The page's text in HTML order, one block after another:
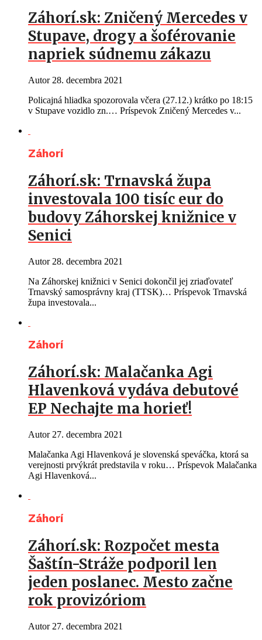
Záhorí.sk: Zničený Mercedes v
Stupave, drogy a šoférovanie
napriek súdnemu zákazu
Autor 28. decembra 2021
Policajná hliadka spozorovala včera (27.12.) krátko po 18:15
v Stupave vozidlo zn.… Príspevok Zničený Mercedes v...
Záhorí
Záhorí.sk: Trnavská župa
investovala 100 tisíc eur do
budovy Záhorskej knižnice v
Senici
Autor 28. decembra 2021
Na Záhorskej knižnici v Senici dokončil jej zriaďovateľ
Trnavský samosprávny kraj (TTSK)… Príspevok Trnavská
župa investovala...
Záhorí
Záhorí.sk: Malačanka Agi
Hlavenková vydáva debutové
EP Nechajte ma horieť!
Autor 27. decembra 2021
Malačanka Agi Hlavenková je slovenská speváčka, ktorá sa
verejnosti prvýkrát predstavila v roku… Príspevok Malačanka
Agi Hlavenková...
Záhorí
Záhorí.sk: Rozpočet mesta
Šaštín-Stráže podporil len
jeden poslanec. Mesto začne
rok provizóriom
Autor 27. decembra 2021